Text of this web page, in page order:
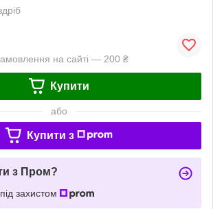
на сайті — 200 ₴
Купити
або
Купити з
з Пром?
захистом